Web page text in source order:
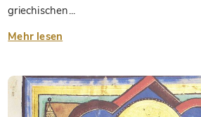
griechischen...
Mehr lesen